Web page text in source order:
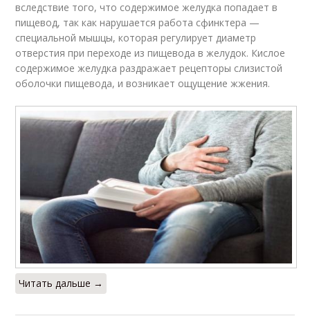
вследствие того, что содержимое желудка попадает в
пищевод, так как нарушается работа сфинктера —
специальной мышцы, которая регулирует диаметр
отверстия при переходе из пищевода в желудок. Кислое
содержимое желудка раздражает рецепторы слизистой
оболочки пищевода, и возникает ощущение жжения.
Читать дальше →